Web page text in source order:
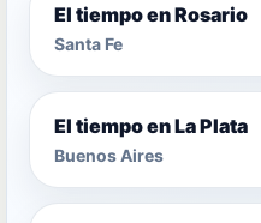
El tiempo en Rosario
Santa Fe
El tiempo en La Plata
Buenos Aires